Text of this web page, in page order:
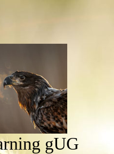
gUG